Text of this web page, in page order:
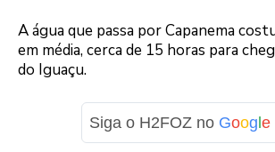
A água que passa por Capanema
em média, cerca de 15 horas para
do Iguaçu.
Siga o H2FOZ no Goog e